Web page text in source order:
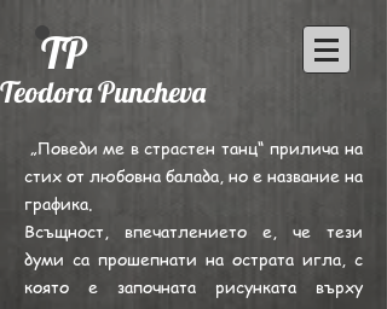
TP
Teodora Puncheva
„Поведи ме в страстен танц“ прилича на
стих от любовна балада, но е название на
графика.
Всъщност, впечатлението е, че тези
думи са прошепнати на острата игла, с
която е започната рисунката върху